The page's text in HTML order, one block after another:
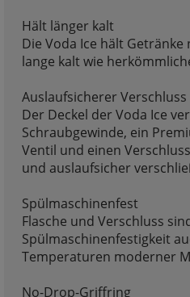
Hält länger kalt
Die Voda Ice hält
lange kalt wie
Auslaufsicherer Verschluss
Der Deckel der Voda Ice
Schraubgewinde, ein
Ventil und einen
und auslaufsicher
Spülmaschinenfest
Flasche und Verschluss
Spülmaschinenfestigkeit
Temperaturen moderner
No-Drop-Griffring